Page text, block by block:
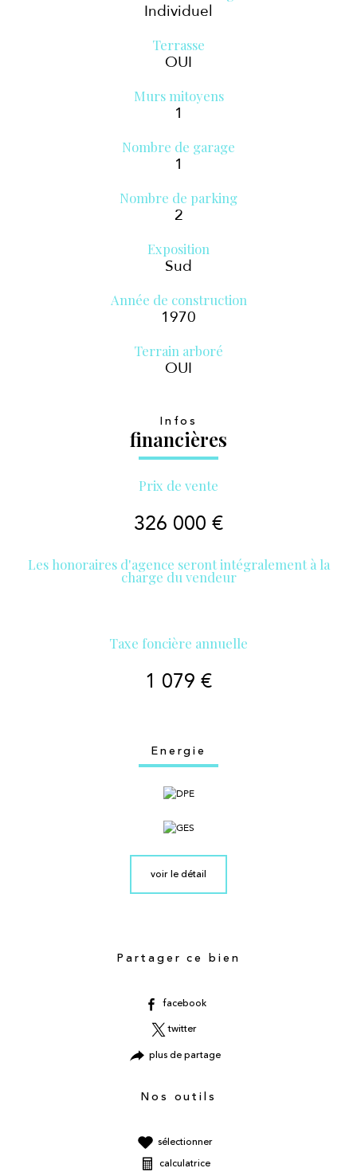
Individuel
Terrasse
OUI
Murs mitoyens
1
Nombre de garage
1
Nombre de parking
2
Exposition
Sud
Année de construction
1970
Terrain arboré
OUI
Infos
financières
Prix de vente
326 000 €
Les honoraires d'agence seront intégralement à la
charge du vendeur
Taxe foncière annuelle
1 079 €
Energie
voir le détail
Partager ce bien
facebook
twitter
plus de partage
Nos outils
sélectionner
calculatrice